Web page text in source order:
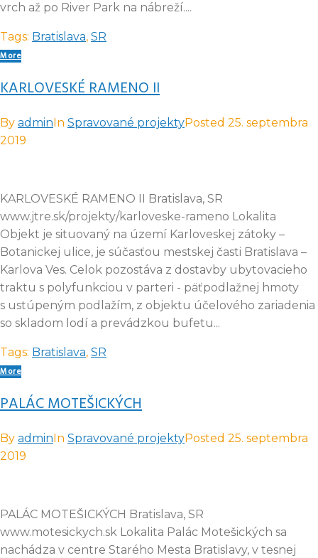
vrch až po River Park na nábreží....
Tags: Bratislava, SR
More
KARLOVESKÉ RAMENO II
By admin In Spravované projektyPosted 25. septembra
2019
KARLOVESKÉ RAMENO II Bratislava, SR
www.jtre.sk/projekty/karloveske-rameno Lokalita
Objekt je situovaný na území Karloveskej zátoky –
Botanickej ulice, je súčasťou mestskej časti Bratislava –
Karlova Ves. Celok pozostáva z dostavby ubytovacieho
traktu s polyfunkciou v parteri - päťpodlažnej hmoty
s ustúpeným podlažím, z objektu účelového zariadenia
so skladom lodí a prevádzkou bufetu...
Tags: Bratislava, SR
More
PALÁC MOTEŠICKÝCH
By admin In Spravované projektyPosted 25. septembra
2019
PALÁC MOTEŠICKÝCH Bratislava, SR
www.motesickych.sk Lokalita Palác Motešických sa
nachádza v centre Starého Mesta Bratislavy, v tesnej